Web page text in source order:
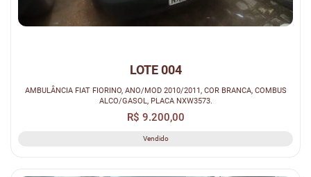
LOTE 004
AMBULÂNCIA FIAT FIORINO, ANO/MOD 2010/2011, COR BRANCA, COMBUS
ALCO/GASOL, PLACA NXW3573.
R$ 9.200,00
Vendido